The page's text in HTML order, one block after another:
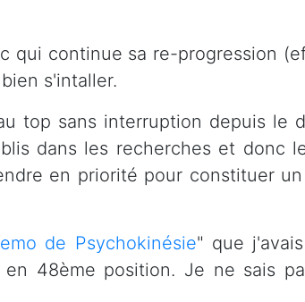
qui continue sa re-progression
s'intaller.
top sans interruption depuis le
dans les recherches et donc
en priorité pour constituer
de Psychokinésie" que
48ème position. Je ne sais